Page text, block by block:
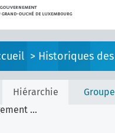
> Historiques
Hiérarchie
...